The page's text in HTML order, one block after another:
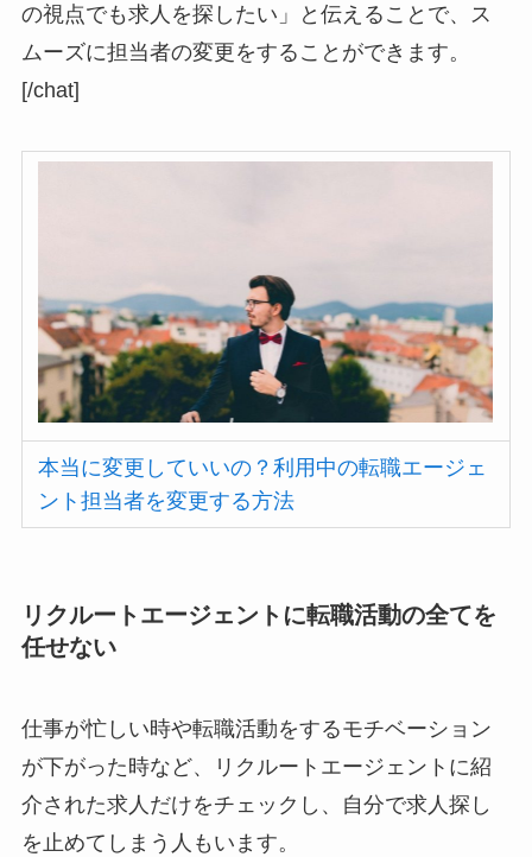
の視点でも求人を探したい」
と伝えることで、ス
ムーズに担当者の変更をすることができます。
[/chat]
本当に変更していいの？利用中の転職エージェ
ント担当者を変更する方法
リクルートエージェントに転職活動の全てを
任せない
仕事が忙しい時や転職活動をするモチベーション
が下がった時など、リクルートエージェントに紹
介された求人だけをチェックし、自分で求人探し
を止めてしまう人もいます。